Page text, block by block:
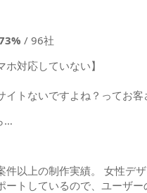
/ 96社
対応していない】
イトないですよね？ってお客
…
以上の制作実績。 女性デ
トしているので、ユーザー